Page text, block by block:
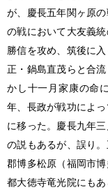
が、慶長五年関ヶ原
の戦において大友義
勝信を攻め、筑後に
正・鍋島直茂らと合
かし十一月家康の命
年、長政が戦功によ
に移った。慶長九年
の説もあるが、誤り
郡博多松原（福岡市
都大徳寺竜光院にも